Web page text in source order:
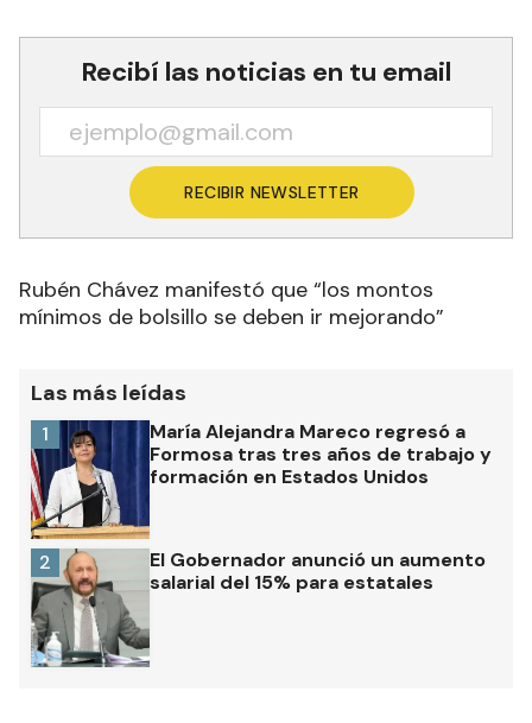
Recibí las noticias en tu email
RECIBIR NEWSLETTER
Rubén Chávez manifestó que “los montos
mínimos de bolsillo se deben ir mejorando”
Las más leídas
María Alejandra Mareco regresó a
Formosa tras tres años de trabajo y
formación en Estados Unidos
1
El Gobernador anunció un aumento
salarial del 15% para estatales
2